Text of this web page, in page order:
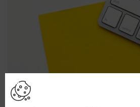
Lubisz wiedzieć więcej?